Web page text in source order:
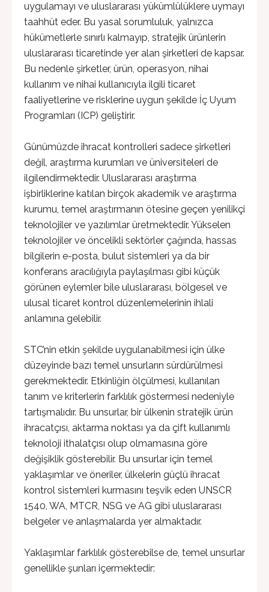
uygulamayı ve uluslararası yükümlülüklere uymayı
taahhüt eder. Bu yasal sorumluluk, yalnızca
hükümetlerle sınırlı kalmayıp, stratejik ürünlerin
uluslararası ticaretinde yer alan şirketleri de kapsar.
Bu nedenle şirketler, ürün, operasyon, nihai
kullanım ve nihai kullanıcıyla ilgili ticaret
faaliyetlerine ve risklerine uygun şekilde İç Uyum
Programları (ICP) geliştirir.
Günümüzde ihracat kontrolleri sadece şirketleri
değil, araştırma kurumları ve üniversiteleri de
ilgilendirmektedir. Uluslararası araştırma
işbirliklerine katılan birçok akademik ve araştırma
kurumu, temel araştırmanın ötesine geçen yenilikçi
teknolojiler ve yazılımlar üretmektedir. Yükselen
teknolojiler ve öncelikli sektörler çağında, hassas
bilgilerin e-posta, bulut sistemleri ya da bir
konferans aracılığıyla paylaşılması gibi küçük
görünen eylemler bile uluslararası, bölgesel ve
ulusal ticaret kontrol düzenlemelerinin ihlali
anlamına gelebilir.
STC’nin etkin şekilde uygulanabilmesi için ülke
düzeyinde bazı temel unsurların sürdürülmesi
gerekmektedir. Etkinliğin ölçülmesi, kullanılan
tanım ve kriterlerin farklılık göstermesi nedeniyle
tartışmalıdır. Bu unsurlar, bir ülkenin stratejik ürün
ihracatçısı, aktarma noktası ya da çift kullanımlı
teknoloji ithalatçısı olup olmamasına göre
değişiklik gösterebilir. Bu unsurlar için temel
yaklaşımlar ve öneriler, ülkelerin güçlü ihracat
kontrol sistemleri kurmasını teşvik eden UNSCR
1540, WA, MTCR, NSG ve AG gibi uluslararası
belgeler ve anlaşmalarda yer almaktadır.
Yaklaşımlar farklılık gösterebilse de, temel unsurlar
genellikle şunları içermektedir: